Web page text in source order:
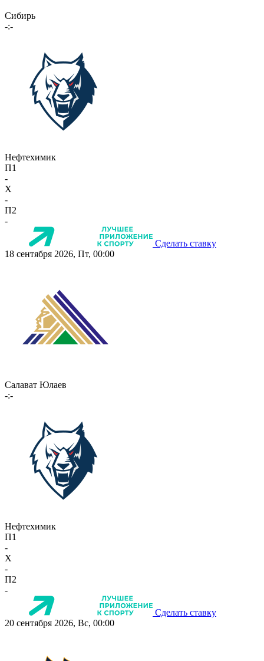
Сибирь
-:-
Нефтехимик
П1
-
X
-
П2
-
Сделать ставку
18 сентября 2026, Пт, 00:00
Салават Юлаев
-:-
Нефтехимик
П1
-
X
-
П2
-
Сделать ставку
20 сентября 2026, Вс, 00:00